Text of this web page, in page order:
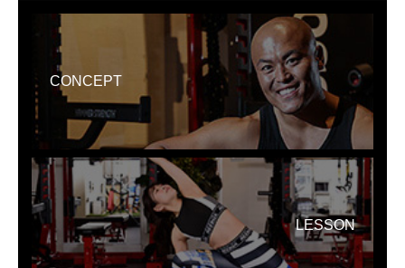
CONCEPT
LESSON